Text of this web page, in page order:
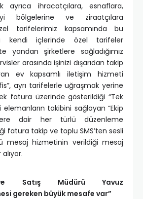
ayrıca ihracatçılara, esnaflara,
bölgelerine ve ziraatçılara
tarifelerimiz kapsamında bu
kendi içlerinde özel tarifeler
yandan şirketlere sağladığımız
arasında işinizi dışarıdan takip
ev kapsamlı iletişim hizmeti
ayrı tarifelerle uğraşmak yerine
fatura üzerinde gösterildiği “Tek
elemanların takibini sağlayan “Ekip
dair her türlü düzenleme
fatura takip ve toplu SMS’ten sesli
mesaj hizmetinin verildiği mesaj
Satış Müdürü Yavuz
gereken büyük mesafe var”